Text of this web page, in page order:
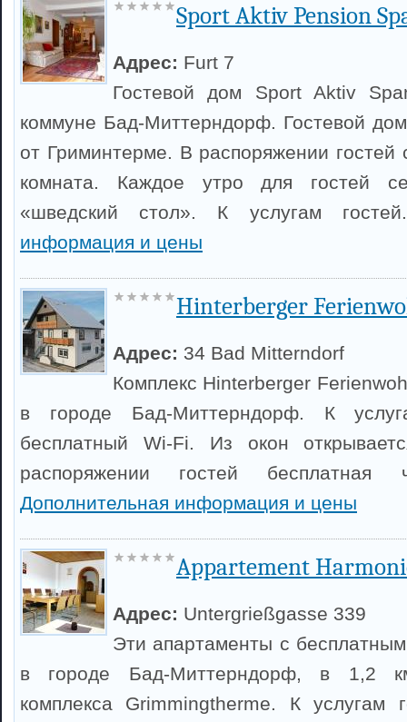
Sport Aktiv Pension
Адрес: Furt 7
Гостевой дом Sport Aktiv
коммуне Бад-Миттерндорф. Гостевой
от Гриминтерме. В распоряжении гостей
комната. Каждое утро для гостей
«шведский стол». К услугам
информация и цены
Hinterberger
Адрес: 34 Bad Mitterndorf
Комплекс Hinterberger
в городе Бад-Миттерндорф. К
бесплатный Wi-Fi. Из окон
распоряжении гостей бесплатная
Дополнительная информация и цены
Appartement
Адрес: Untergrießgasse 339
Эти апартаменты с
в городе Бад-Миттерндорф, в 1,2
комплекса Grimmingtherme. К услугам